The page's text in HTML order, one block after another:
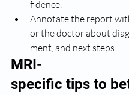
fidence.
Annotate the report
or the doctor about
ment, and next steps.
MRI-
specific tips to